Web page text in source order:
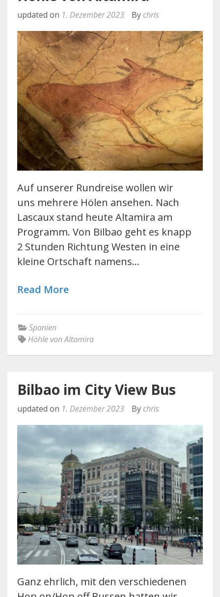
updated on 1. Dezember 2023 By chris
Auf unserer Rundreise wollen wir
uns mehrere Hölen ansehen. Nach
Lascaux stand heute Altamira am
Programm. Von Bilbao geht es knapp
2 Stunden Richtung Westen in eine
kleine Ortschaft namens…
Read More
Spanien
Höhle von Altamira
Bilbao im City View Bus
updated on 1. Dezember 2023 By chris
Ganz ehrlich, mit den verschiedenen